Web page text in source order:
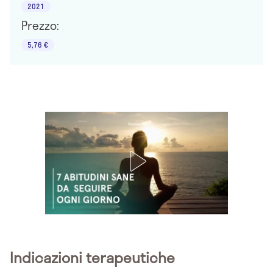
2021
Prezzo:
5,76 €
Indicazioni terapeutiche